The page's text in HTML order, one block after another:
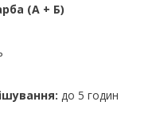
(А + Б)
до 5 годин